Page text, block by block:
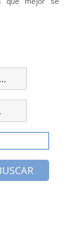
Selecciona un especialidad